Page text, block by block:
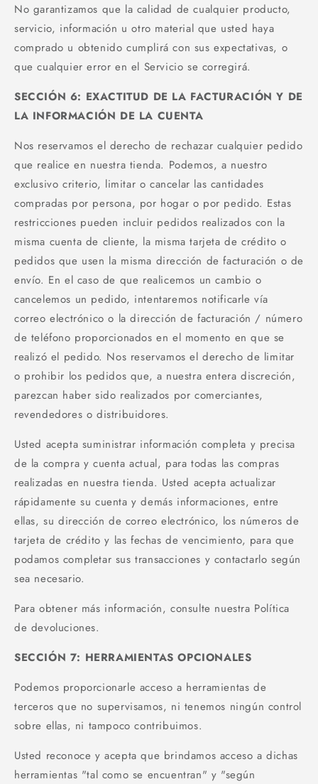
No garantizamos que la calidad de cualquier producto,
servicio, información u otro material que usted haya
comprado u obtenido cumplirá con sus expectativas, o
que cualquier error en el Servicio se corregirá.
SECCIÓN 6: EXACTITUD DE LA FACTURACIÓN Y DE
LA INFORMACIÓN DE LA CUENTA
Nos reservamos el derecho de rechazar cualquier pedido
que realice en nuestra tienda. Podemos, a nuestro
exclusivo criterio, limitar o cancelar las cantidades
compradas por persona, por hogar o por pedido. Estas
restricciones pueden incluir pedidos realizados con la
misma cuenta de cliente, la misma tarjeta de crédito o
pedidos que usen la misma dirección de facturación o de
envío. En el caso de que realicemos un cambio o
cancelemos un pedido, intentaremos notificarle vía
correo electrónico o la dirección de facturación / número
de teléfono proporcionados en el momento en que se
realizó el pedido. Nos reservamos el derecho de limitar
o prohibir los pedidos que, a nuestra entera discreción,
parezcan haber sido realizados por comerciantes,
revendedores o distribuidores.
Usted acepta suministrar información completa y precisa
de la compra y cuenta actual, para todas las compras
realizadas en nuestra tienda. Usted acepta actualizar
rápidamente su cuenta y demás informaciones, entre
ellas, su dirección de correo electrónico, los números de
tarjeta de crédito y las fechas de vencimiento, para que
podamos completar sus transacciones y contactarlo según
sea necesario.
Para obtener más información, consulte nuestra Política
de devoluciones.
SECCIÓN 7: HERRAMIENTAS OPCIONALES
Podemos proporcionarle acceso a herramientas de
terceros que no supervisamos, ni tenemos ningún control
sobre ellas, ni tampoco contribuimos.
Usted reconoce y acepta que brindamos acceso a dichas
herramientas "tal como se encuentran" y "según